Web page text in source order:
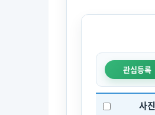
관심등록
사진